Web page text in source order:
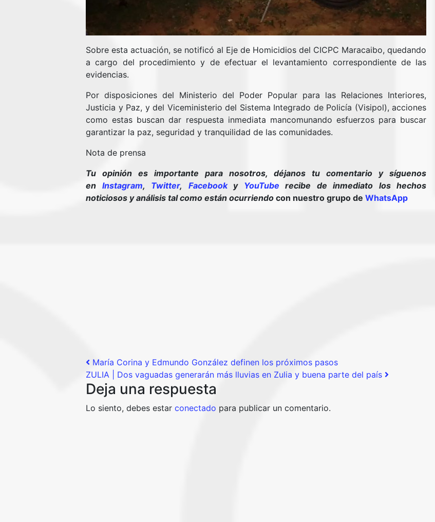
Sobre esta actuación, se notificó al Eje de Homicidios del CICPC Maracaibo, quedando
a cargo del procedimiento y de efectuar el levantamiento correspondiente de las
evidencias.
Por disposiciones del Ministerio del Poder Popular para las Relaciones Interiores,
Justicia y Paz, y del Viceministerio del Sistema Integrado de Policía (Visipol), acciones
como estas buscan dar respuesta inmediata mancomunando esfuerzos para buscar
garantizar la paz, seguridad y tranquilidad de las comunidades.
Nota de prensa
Tu opinión es importante para nosotros, déjanos tu comentario y síguenos
en Instagram, Twitter, Facebooky YouTube recibe de inmediato los hechos
noticiosos y análisis tal como están ocurriendo con nuestro grupo de WhatsApp
Post navigation
María Corina y Edmundo González definen los próximos pasos
ZULIA | Dos vaguadas generarán más lluvias en Zulia y buena parte del país
Deja una respuesta
Lo siento, debes estar conectado para publicar un comentario.